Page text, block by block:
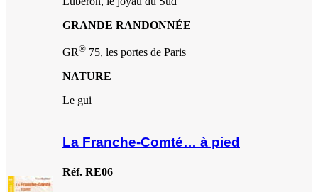
GRANDE RANDONNÉE
GR® 75, les portes de Paris
NATURE
Le gui
La Franche-Comté… à pied
Réf. RE06